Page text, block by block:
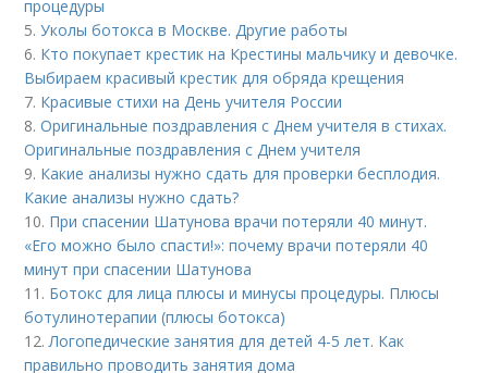
процедуры
5.Уколы ботокса в Москве. Другие работы
6. Кто покупает крестик на Крестины мальчику и девочке.
Выбираем красивый крестик для обряда крещения
7. Красивые стихи на День учителя России
8.Оригинальные поздравления с Днем учителя в стихах.
Оригинальные поздравления с Днем учителя
9. Какие анализы нужно сдать для проверки бесплодия.
Какие анализы нужно сдать?
10. При спасении Шатунова врачи потеряли 40 минут.
«Его можно было спасти!»: почему врачи потеряли 40
минут при спасении Шатунова
11. Ботокс для лица плюсы и минусы процедуры. Плюсы
ботулинотерапии (плюсы ботокса)
12.Логопедические занятия для детей 4-5 лет. Как
правильно проводить занятия дома